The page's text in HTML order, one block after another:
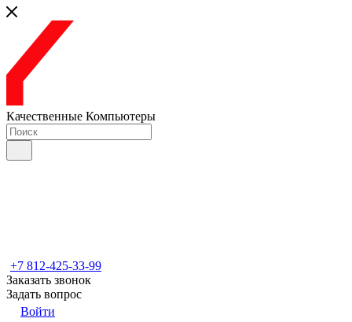
Качественные Компьютеры
+7 812-425-33-99
Заказать звонок
Задать вопрос
Войти